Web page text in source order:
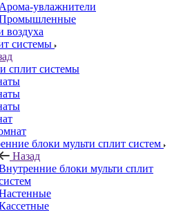
Арома-увлажнители
воздуха
системы
сплит системы
блоки мульти сплит систем
Назад
блоки мульти сплит